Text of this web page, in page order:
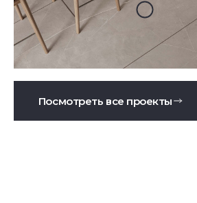
Посмотреть все проекты